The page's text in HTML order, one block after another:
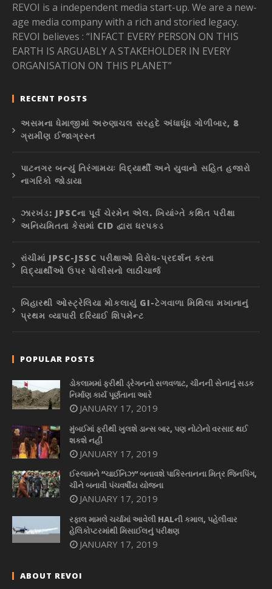
REVOI is a independent media start-up. We are a new-
age media company with a rich and storied legacy.
REVOI believes : “INFACT EVERY PERSON ON THIS
EARTH IS ARGUABLY A STAKEHOLDER IN EVERY
ORGANISATION ON THIS PLANET”
RECENT POSTS
અસમના ધેમાજીમાં અરુણાચલ સરહદે અંધાધૂંધ ગોળીબાર, 8
ગ્રામીણ ઈજાગ્રસ્ત
પાટનગર બન્યું તિરંગામયઃ વિદ્યાર્થી અને યુવાનો સહિત હજારો
નાગરિકો જોડાયા
ઝારખંડ: JPSCના પૂર્વ ચેરમેન એલ. ખિયાંગ્તે કથિત પરીક્ષા
અનિયમિતતા કેસમાં CID દ્વારા ધરપકડ
રાંચીમાં JPSC-JSSC પરીક્ષાઓ વિરોધ-પ્રદર્શન કરતા
વિદ્યાર્થીઓ ઉપર પોલીસનો લાઠીચાર્જ
બિહારથી ઓસ્ટ્રેલિયા મોકલાયું GI-ટેગવાળા મિથિલા મખાનાનું
પ્રથમ વ્યાપારી દરિયાઈ શિપમેન્ટ
POPULAR POSTS
ડોકલામમાં ફરીથી ડ્રેગનનો સળવળાટ, ચીનની સેનાનું સડક
નિર્માણ કાર્ય પૂર્ણતાના આરે
JANUARY 17, 2019
મુંબઈમાં ફરીથી ખુલશે ડાન્સ બાર, પણ નોટોનો વરસાદ થઈ
શકશે નહીં
JANUARY 17, 2019
ઈસ્લામને “ચાઈનિઝ” બનાવશે પાકિસ્તાનના મિત્ર જિનપિંગ,
ચીને બનાવી પંચવર્ષીય યોજના
JANUARY 17, 2019
રફાલ મામલે ચર્ચામાં આવેલી HALની કમાલ, પહેલીવાર
હેલિકોપ્ટરમાંથી મિસાઈલનું પરીક્ષણ
JANUARY 17, 2019
ABOUT REVOI